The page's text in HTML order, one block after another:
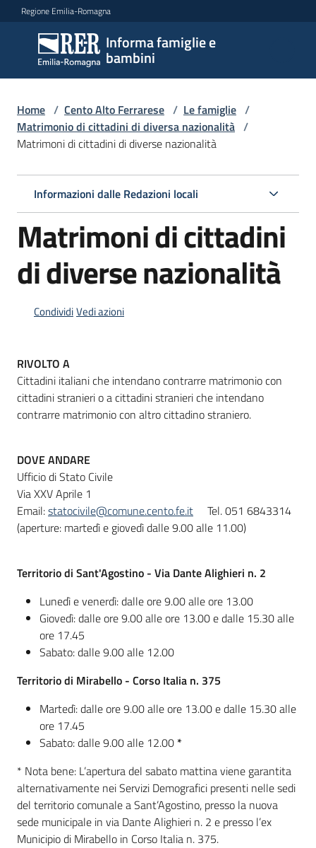
Vai al contenuto
Vai alla navigazione
Vai al footer
Regione Emilia-Romagna
Informa famiglie e
bambini
Informa
famiglie
e
bambini
Centri
per
famiglie
Informazioni
locali
Newsletter
Home / Cento Alto Ferrarese / Le famiglie /
Matrimonio di cittadini di diversa nazionalità /
Matrimoni di cittadini di diverse nazionalità
Informazioni dalle Redazioni locali
Matrimoni di cittadini
di diverse nazionalità
CondividiVedi azioni
RIVOLTO A
Cittadini italiani che intendano contrarre matrimonio con
cittadini stranieri o a cittadini stranieri che intendano
contrarre matrimonio con altro cittadino straniero.
DOVE ANDARE
Ufficio di Stato Civile
Via XXV Aprile 1
Email:statocivile@comune.cento.fe.it
Tel. 051 6843314
(aperture: martedì e giovedì dalle 9.00 alle 11.00)
Territorio di Sant'Agostino - Via Dante Alighieri n. 2
Lunedì e venerdì: dalle ore 9.00 alle ore 13.00
Giovedì: dalle ore 9.00 alle ore 13.00 e dalle 15.30 alle
ore 17.45
Sabato: dalle 9.00 alle 12.00
Territorio di Mirabello - Corso Italia n. 375
Martedì: dalle ore 9.00 alle ore 13.00 e dalle 15.30 alle
ore 17.45
Sabato: dalle 9.00 alle 12.00 *
* Nota bene: L’apertura del sabato mattina viene garantita
alternativamente nei Servizi Demografici presenti nelle sedi
del territorio comunale a Sant’Agostino, presso la nuova
sede municipale in via Dante Alighieri n. 2 e presso l’ex
Municipio di Mirabello in Corso Italia n. 375.